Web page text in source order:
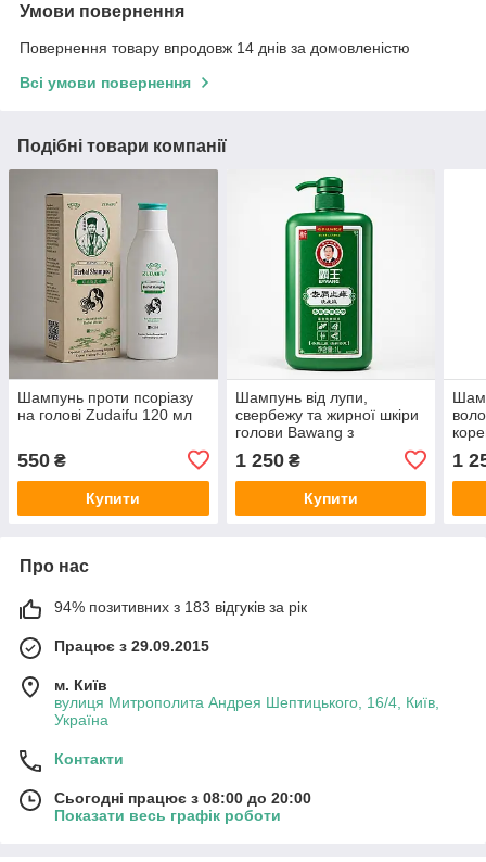
Умови повернення
Повернення товару впродовж 14 днів за домовленістю
Всі умови повернення
Подібні товари компанії
Шампунь проти псоріазу
на голові Zudaifu 120 мл
550 ₴
Купити
Шампунь від лупи,
свербежу та жирної шкіри
голови Bawang з
ментолом і китайськими
травами 1 л
1 250₴
Купити
1
Про нас
94% позитивних з 183 відгуків за рік
Працює з 29.09.2015
м. Київ
вулиця Митрополита Андрея Шептицького, 16/4, Київ,
Україна
Контакти
Сьогодні працює з 08:00 до 20:00
Показати весь графік роботи